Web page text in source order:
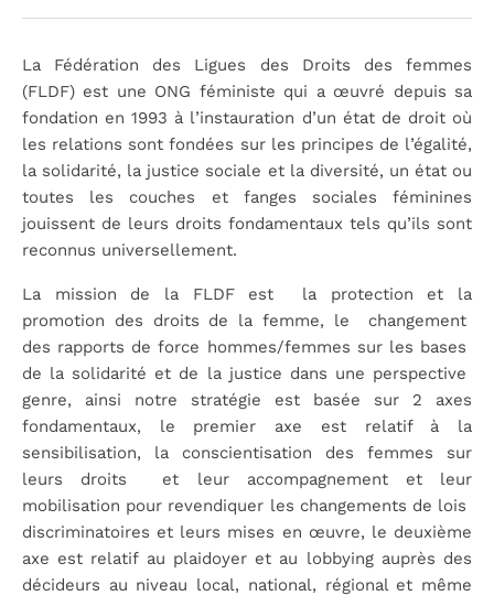
La Fédération des Ligues des Droits des femmes
(FLDF) est une ONG féministe qui a œuvré depuis sa
fondation en 1993 à l’instauration d’un état de droit où
les relations sont fondées sur les principes de l’égalité,
la solidarité, la justice sociale et la diversité, un état ou
toutes les couches et fanges sociales féminines
jouissent de leurs droits fondamentaux tels qu’ils sont
reconnus universellement.
La mission de la FLDF est la protection et la
promotion des droits de la femme, le changement
des rapports de force hommes/femmes sur les bases
de la solidarité et de la justice dans une perspective
genre, ainsi notre stratégie est basée sur 2 axes
fondamentaux, le premier axe est relatif à la
sensibilisation, la conscientisation des femmes sur
leurs droits et leur accompagnement et leur
mobilisation pour revendiquer les changements de lois
discriminatoires et leurs mises en œuvre, le deuxième
axe est relatif au plaidoyer et au lobbying auprès des
décideurs au niveau local, national, régional et même